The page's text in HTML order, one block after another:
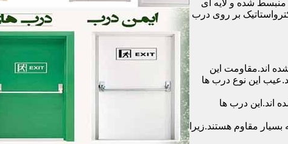
منبسط شده و لایه ای
بر روی درب
اند.مقاومت این
این نوع درب ها
اند.این درب ها
مقاوم هستند.زیرا